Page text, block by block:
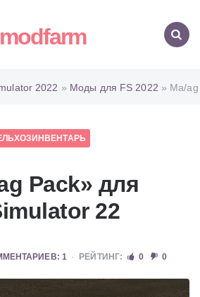
modfarm
2022 » Моды для FS 2022 » Ma/
Pack» для
22
1 РЕЙТИНГ: 0 0